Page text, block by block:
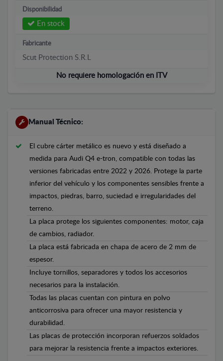
Disponibilidad
En stock
Fabricante
Scut Protection S.R.L
No requiere homologación en ITV
Manual Técnico:
El cubre cárter metálico es nuevo y está diseñado a
medida para Audi Q4 e-tron, compatible con todas las
versiones fabricadas entre 2022 y 2026. Protege la parte
inferior del vehículo y los componentes sensibles frente a
impactos, piedras, barro, suciedad e irregularidades del
terreno.
La placa protege los siguientes componentes: motor, caja
de cambios, radiador.
La placa está fabricada en chapa de acero de 2 mm de
espesor.
Incluye tornillos, separadores y todos los accesorios
necesarios para la instalación.
Todas las placas cuentan con pintura en polvo
anticorrosiva para ofrecer una mayor resistencia y
durabilidad.
Las placas de protección incorporan refuerzos soldados
para mejorar la resistencia frente a impactos exteriores.